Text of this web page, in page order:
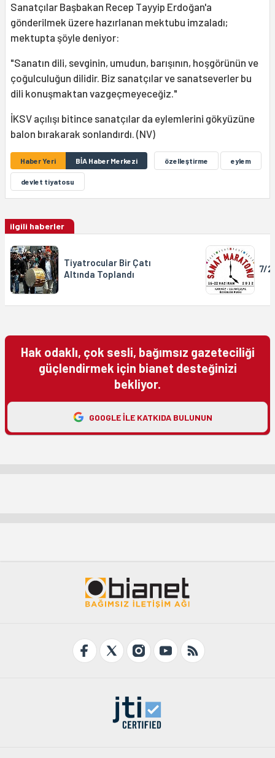
Sanatçılar Başbakan Recep Tayyip Erdoğan'a
gönderilmek üzere hazırlanan mektubu imzaladı;
mektupta şöyle deniyor:
"Sanatın dili, sevginin, umudun, barışının, hoşgörünün ve
çoğulculuğun dilidir. Biz sanatçılar ve sanatseverler bu
dili konuşmaktan vazgeçmeyeceğiz."
İKSV açılışı bitince sanatçılar da eylemlerini gökyüzüne
balon bırakarak sonlandırdı. (NV)
Haber Yeri BİA Haber Merkezi özelleştirme eylem
devlet tiyatosu
ilgili haberler
Tiyatrocular Bir Çatı
Altında Toplandı
7/
Hak odaklı, çok sesli, bağımsız gazeteciliği
güçlendirmek için bianet desteğinizi
bekliyor.
GOOGLE ILE KATKIDA BULUNUN